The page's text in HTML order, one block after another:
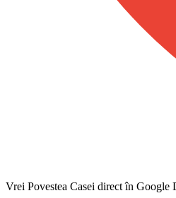
Vrei Povestea Casei direct în Google